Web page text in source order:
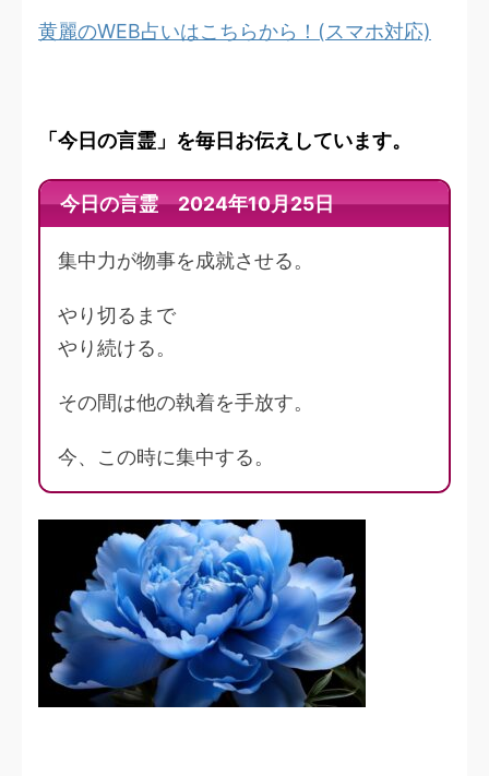
黄麗のWEB占いはこちらから！(スマホ対応)
「今日の言霊」を毎日お伝えしています。
今日の言霊 2024年10月25日
集中力が物事を成就させる。
やり切るまで
やり続ける。
その間は他の執着を手放す。
今、この時に集中する。